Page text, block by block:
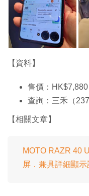
【資料】
售價：HK$7,880
查詢：三禾（
【相關文章】
MOTO RAZR 40
屏．兼具詳細顯示